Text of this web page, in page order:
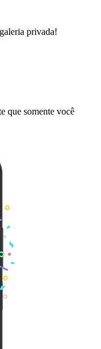
privada!
que somente você